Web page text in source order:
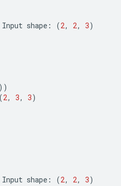
Input shape : (2, 2, 3)
))
(2, 3, 3)
Input shape : (2, 2, 3)